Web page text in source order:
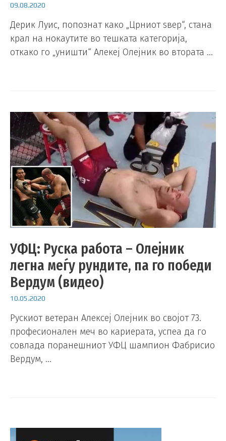
09.08.2020
Дерик Луис, попознат како „Црниот ѕвер“, стана
крал на нокаутите во тешката категорија,
откако го „уништи“ Алекеј Олејник во втората …
УФЦ: Руска работа – Олејник
легна меѓу рундите, па го победи
Вердум (видео)
10.05.2020
Рускиот ветеран Алексеј Олејник во својот 73.
професионален меч во кариерата, успеа да го
совлада поранешниот УФЦ шампион Фабрисио
Вердум, …